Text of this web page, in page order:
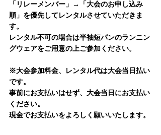
「リレーメンバー」→「大会のお申し込み
順」を優先してレンタルさせていただきま
す。
レンタル不可の場合は半袖短パンのランニン
グウェアをご用意の上ご参加ください。
※大会参加料金、レンタル代は大会当日払い
です。
事前にお支払いはせず、大会当日にお支払い
ください。
現金でお支払いをよろしく願いいたします。